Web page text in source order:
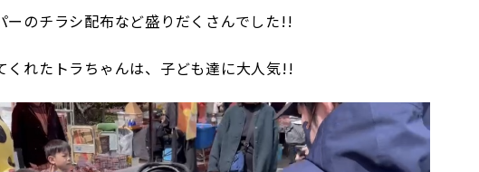
ーのチラシ配布など盛りだくさんでした!!
くれたトラちゃんは、子ども達に大人気!!